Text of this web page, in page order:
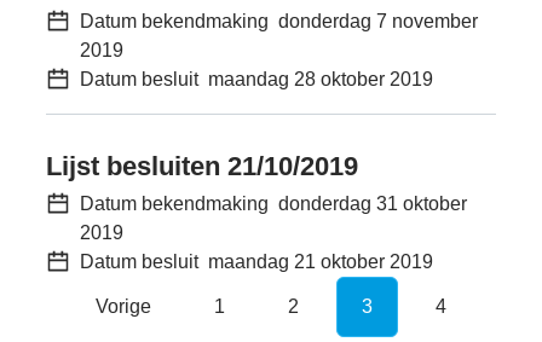
Datum bekendmaking donderdag 7 november
2019
Datum besluit maandag 28 oktober 2019
Lijst besluiten 21/10/2019
Datum bekendmaking donderdag 31 oktober
2019
Datum besluit maandag 21 oktober 2019
Vorige 1 2 3 4